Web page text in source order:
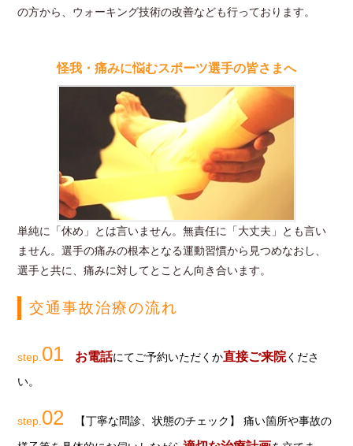
の方から、ウォーキング技術の改善なども行っております。
怪我・痛みに悩むスポーツ選手の皆さまへ
単純に「休め」とは言いません。無責任に「大丈夫」とも言い
ません。選手の痛みの根本となる運動習慣から見つめなおし、
選手と共に、痛みに対してとことん向き合います。
交通事故治療の流れ
step.01 お電話にてご予約いただくか直接ご来院くださ
い。
step.02 【丁寧な問診、状態のチェック】 痛い箇所や事故の